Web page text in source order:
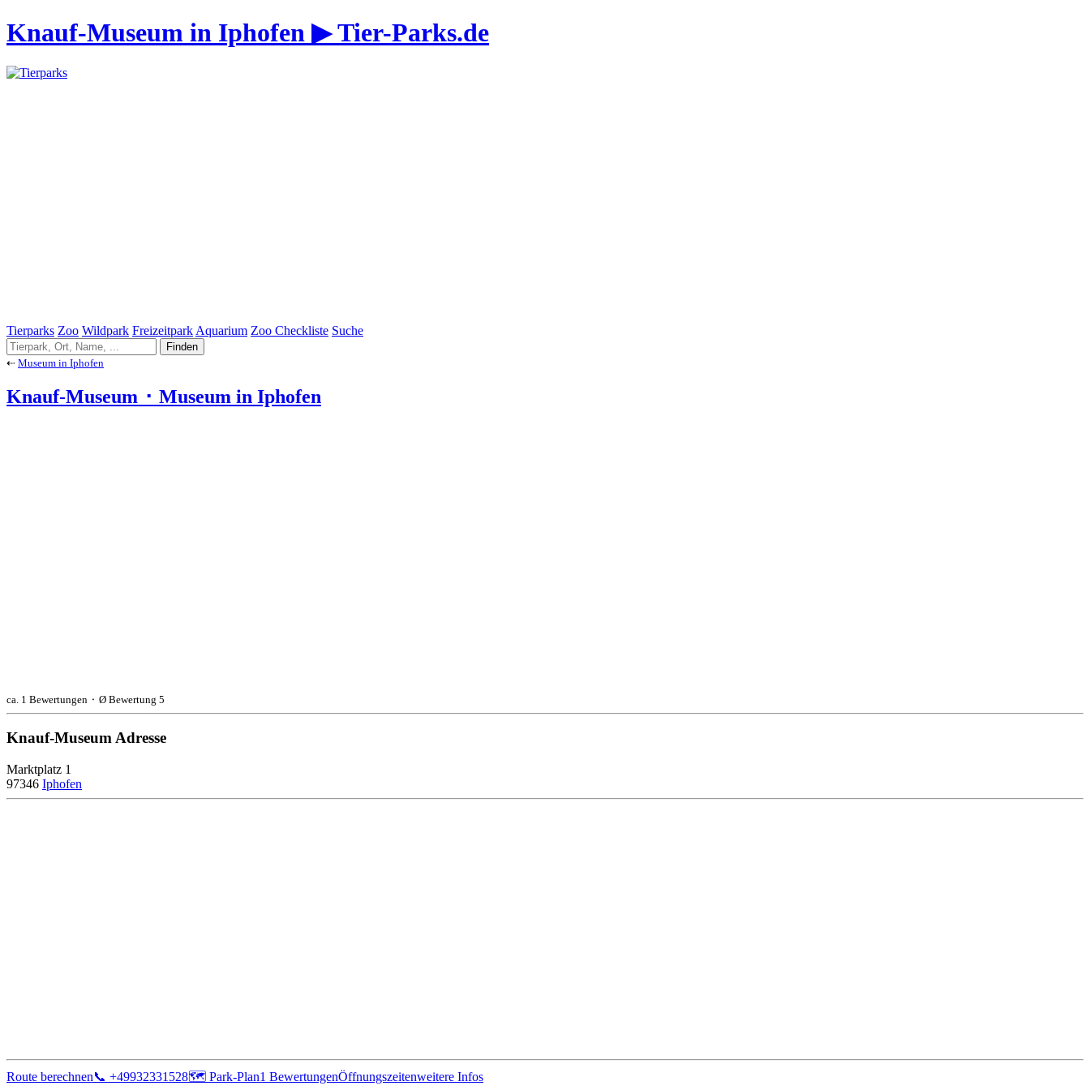
Knauf-Museum in Iphofen ▶ Tier-Parks.de
Tierparks Zoo Wildpark Freizeitpark Aquarium Zoo Checkliste Suche
⇠ Museum in Iphofen
Knauf-Museum ⬝ Museum in Iphofen
ca. 1 Bewertungen ⬝ Ø Bewertung 5
Knauf-Museum Adresse
Marktplatz 1
97346 Iphofen
Route berechnen📞 +49932331528🗺 Park-Plan1 BewertungenÖffnungszeitenweitere Infos